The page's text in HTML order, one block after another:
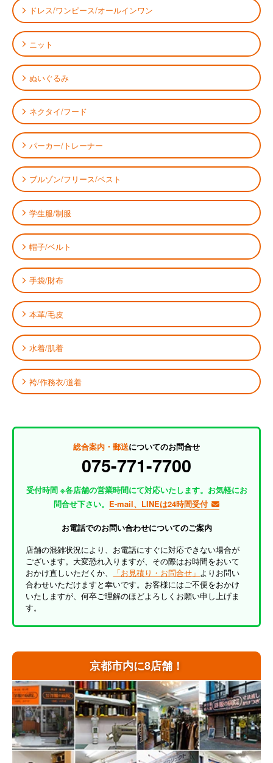
京都市内に8店舗！
ドレス/ワンピース/オールインワン
ニット
ぬいぐるみ
ネクタイ/フード
パーカー/トレーナー
ブルゾン/フリース/ベスト
学生服/制服
帽子/ベルト
手袋/財布
本革/毛皮
水着/肌着
袴/作務衣/道着
総合案内・郵送についてのお問合せ
075-771-7700
受付時間 ※各店舗の営業時間にて対応いたします。お気軽にお
問合せ下さい。 E-mail、LINEは24時間受付
お電話でのお問い合わせについてのご案内
店舗の混雑状況により、お電話にすぐに対応できない場合が
ございます。大変恐れ入りますが、その際はお時間をおいて
おかけ直しいただくか、
「お見積り・お問合せ」 よりお問い
合わせいただけますと幸いです。お客様にはご不便をおかけ
いたしますが、何卒ご理解のほどよろしくお願い申し上げま
す。